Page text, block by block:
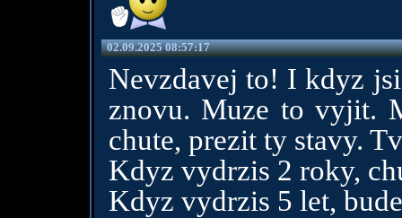
02.09.2025 08:57:17
Nevzdavej to! I kdyz
znovu. Muze to vyjit.
chute, prezit ty stavy.
Kdyz vydrzis 2 roky,
Kdyz vydrzis 5 let,